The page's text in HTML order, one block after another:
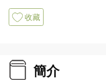
收藏
簡介